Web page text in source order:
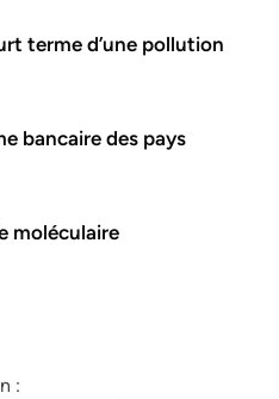
terme d’une pollution
bancaire des pays
moléculaire
: